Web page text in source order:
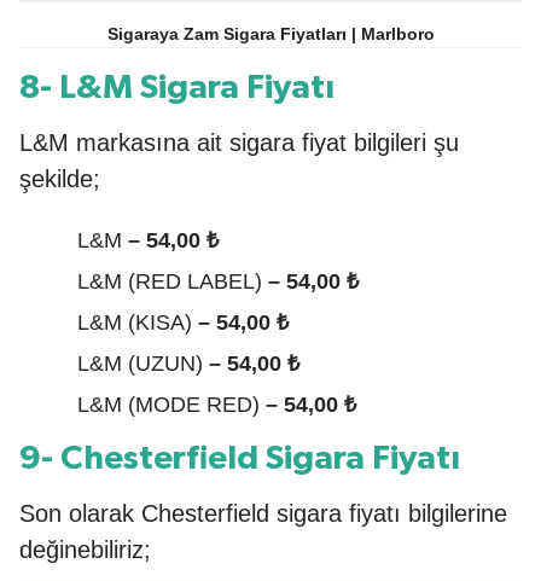
Sigaraya Zam Sigara Fiyatları | Marlboro
8- L&M Sigara Fiyatı
L&M markasına ait sigara fiyat bilgileri şu
şekilde;
L&M – 54,00 ₺
L&M (RED LABEL) – 54,00 ₺
L&M (KISA) – 54,00 ₺
L&M (UZUN) – 54,00 ₺
L&M (MODE RED) – 54,00 ₺
9- Chesterfield Sigara Fiyatı
Son olarak Chesterfield sigara fiyatı bilgilerine
değinebiliriz;